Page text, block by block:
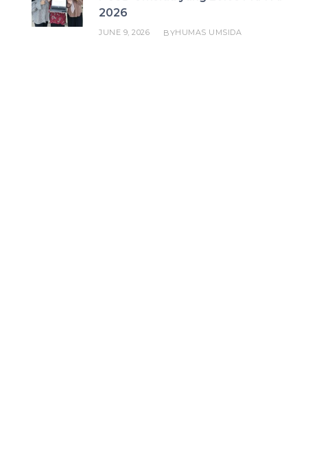
2026
JUNE 9, 2026 BYHUMAS UMSIDA